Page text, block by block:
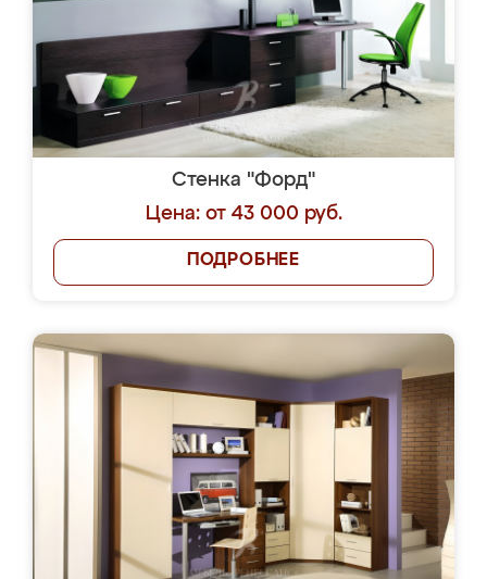
Стенка "Форд"
Цена: от 43 000 руб.
ПОДРОБНЕЕ